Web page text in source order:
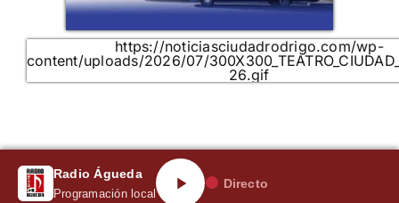
https://noticiasciudadrodrigo.com/wp-
content/uploads/2026/07/
26.gif
Radio Águeda
Programación local
Directo